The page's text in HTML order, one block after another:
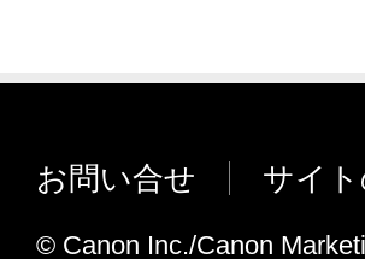
お問い合せ サイ
© Canon Inc./Canon